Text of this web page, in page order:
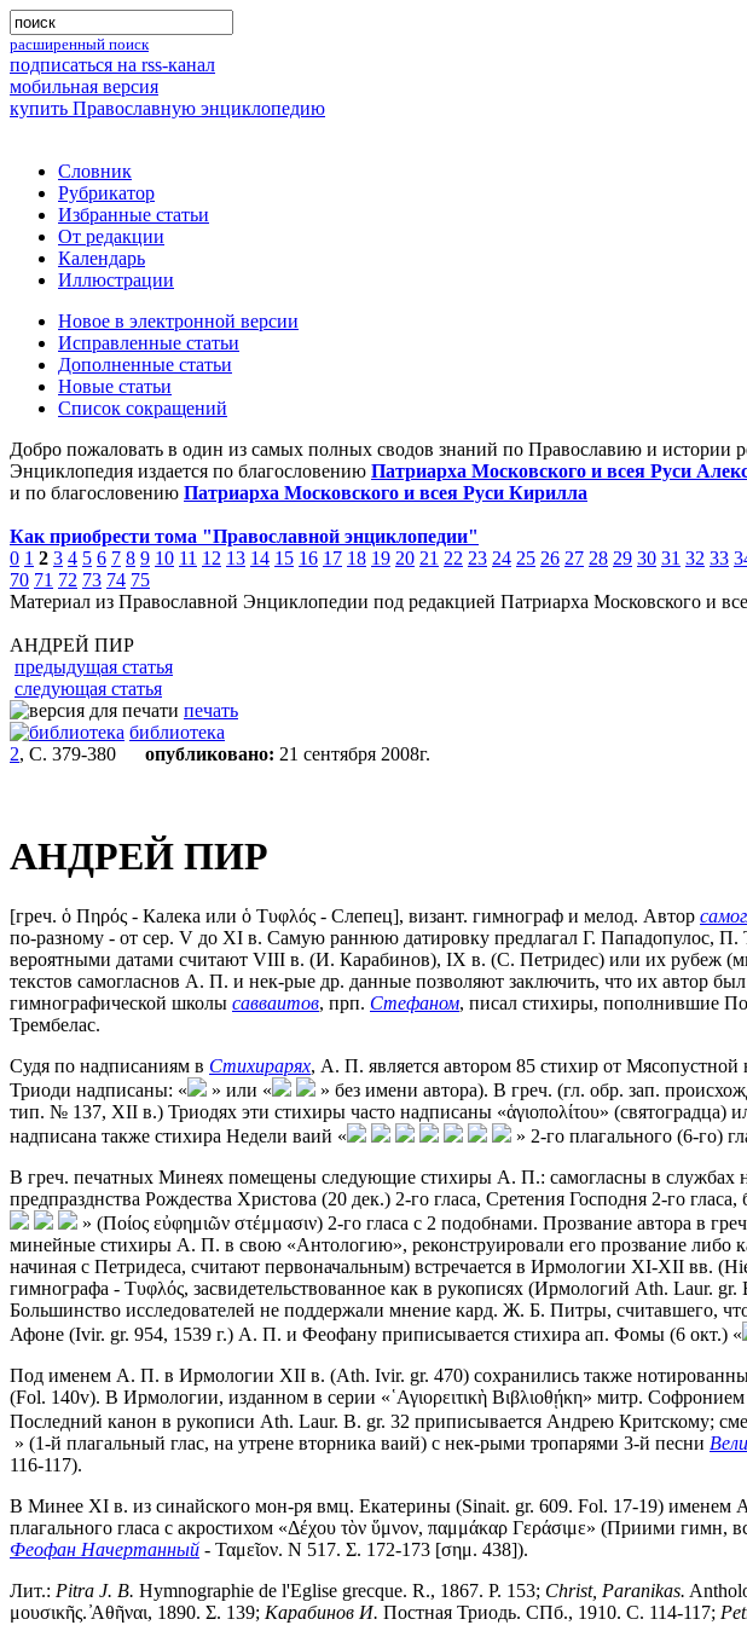
расширенный поиск
подписаться на rss-канал
мобильная версия
купить Православную энциклопедию
Словник
Рубрикатор
Избранные статьи
От редакции
Календарь
Иллюстрации
Новое в электронной версии
Исправленные статьи
Дополненные статьи
Новые статьи
Список сокращений
Добро пожаловать в один из самых полных сводов знаний по Православию и истории
Энциклопедия издается по благословению Патриарха Московского и всея Руси
и по благословению Патриарха Московского и всея Руси Кирилла
Как приобрести тома "Православной энциклопедии"
0 1 2 3 4 5 6 7 8 9 10 11 12 13 14 15 16 17 18 19 20 21 22 23 24 25 26 27 28 29 30 31 32 33
70 71 72 73 74 75
Материал из Православной Энциклопедии под редакцией Патриарха Московского и
АНДРЕЙ ПИР
предыдущая статья
следующая статья
печать
библиотека
2, С. 379-380 опубликовано: 21 сентября 2008г.
АНДРЕЙ ПИР
[греч. ὁ Πηρός - Калека или ὁ Τυφλός - Слепец], визант. гимнограф и мелод. Автор
по-разному - от сер. V до XI в. Самую раннюю датировку предлагал Г. Пападопулос,
вероятными датами считают VIII в. (И. Карабинов), IX в. (С. Петридес) или их рубеж
текстов самогласнов А. П. и нек-рые др. данные позволяют заключить, что их автор
гимнографической школы савваитов, прп. Стефаном, писал стихиры, пополнившие
Трембелас.
Судя по надписаниям в Стихирарях, А. П. является автором 85 стихир от
Триоди надписаны: «
» или «
» без имени автора). В греч. (гл. обр. зап.
тип. № 137, XII в.) Триодях эти стихиры часто надписаны «ἁγιοπολίτου»
надписана также стихира Недели ваий «
» 2-го плагального (6-го)
В греч. печатных Минеях помещены следующие стихиры А. П.: самогласны в службах
предпразднства Рождества Христова (20 дек.) 2-го гласа, Сретения Господня 2-го
» (Ποίος εὐφημιῶν στέμμασιν) 2-го гласа с 2 подобнами. Прозвание автора в
минейные стихиры А. П. в свою «Антологию», реконструировали его прозвание либо
начиная с Петридеса, считают первоначальным) встречается в Ирмологии XI-XII вв.
гимнографа - Τυφλός, засвидетельствованное как в рукописях (Ирмологий Ath. Laur.
Большинство исследователей не поддержали мнение кард. Ж. Б. Питры, считавшего,
Афоне (Ivir. gr. 954, 1539 г.) А. П. и Феофану приписывается стихира ап. Фомы (6 окт.) «
Под именем А. П. в Ирмологии XII в. (Ath. Ivir. gr. 470) сохранились также
(Fol. 140v). В Ирмологии, изданном в серии «῾Αγιορειτικὴ Βιβλιοθῄκη» митр.
Последний канон в рукописи Ath. Laur. Β. gr. 32 приписывается Андрею Критскому;
» (1-й плагальный глас, на утрене вторника ваий) с нек-рыми тропарями 3-й песни
116-117).
В Минее XI в. из синайского мон-ря вмц. Екатерины (Sinait. gr. 609. Fol. 17-19) именем
плагального гласа с акростихом «Δέχου τὸν ὕμνον, παμμάκαρ Γεράσιμε» (Приими
Феофан Начертанный - Ταμεῖον. Ν 517. Σ. 172-173 [σημ. 438]).
Лит.: Pitra J. B. Hymnographie de l'Eglise grecque. R., 1867. P. 153; Christ, Paranikas.
μουσικῆς. ̓Αθῆναι, 1890. Σ. 139; Карабинов И. Постная Триодь. СПб., 1910. С. 114-117;